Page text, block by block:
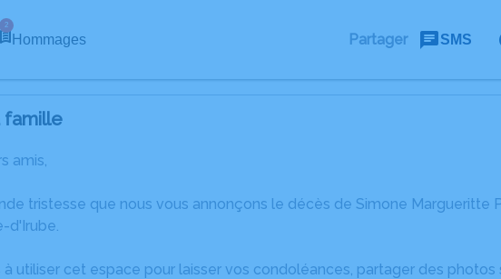
2
Hommages Partager SMS
famille
amis,
tristesse que nous vous annonçons le décès de Simone Margueritte
d'Irube.
à utiliser cet espace pour laisser vos condoléances, partager des